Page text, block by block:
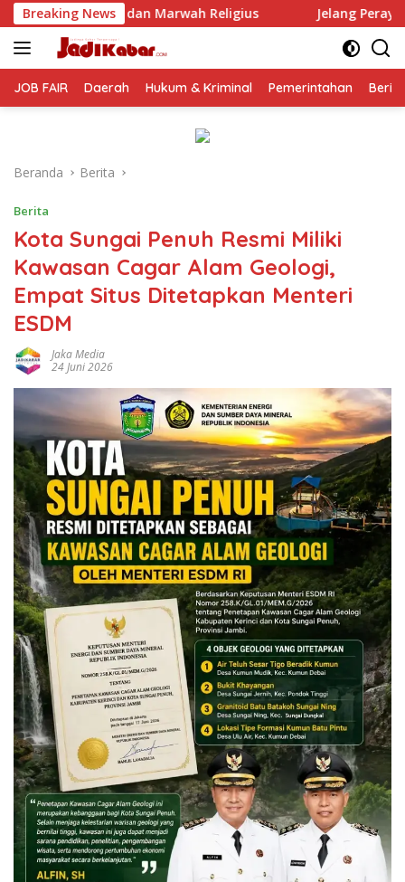
Langsung
ke
konten
Breaking News
Religius Jelang Perayaan HUT RI ke-81, Dishub
JOB FAIR Daerah Hukum & Kriminal Pemerintahan
Beranda Berita
Berita
Kota Sungai Penuh Resmi Miliki
Kawasan Cagar Alam Geologi,
Empat Situs Ditetapkan Menteri
ESDM
Jaka Media
24 Juni 2026